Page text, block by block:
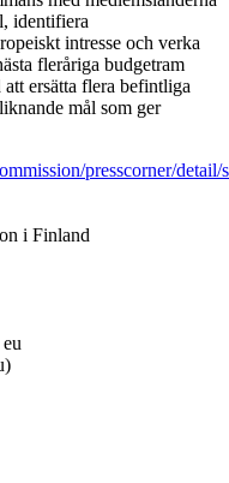
identifiera
intresse och verka
fleråriga budgetram
ersätta flera befintliga
mål som ger
presscorner/
i Finland
eu